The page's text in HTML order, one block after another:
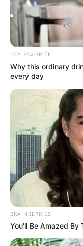
CTA FAVORITE
Why this ordinary
every day
BRAINBERRIES
You'll Be Amazed By